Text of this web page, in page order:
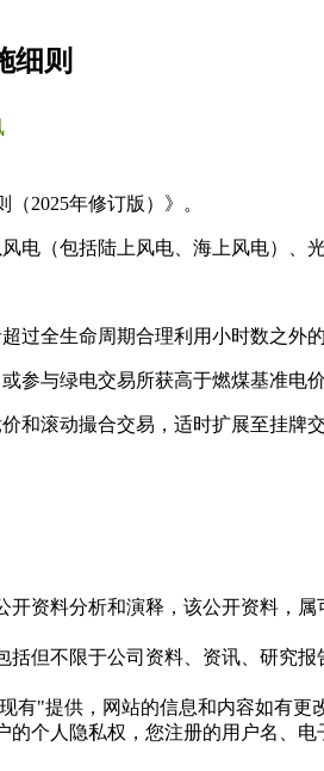
细则
2025年修订版）》。
电（包括陆上风电、海上风电）、
过全生命周期合理利用小时数之外
参与绿电交易所获高于燃煤基准电
和滚动撮合交易，适时扩展至挂
开资料分析和演释，该公开资料
括但不限于公司资料、资讯、研
有"提供，网站的信息和内容如有更
的个人隐私权，您注册的用户名